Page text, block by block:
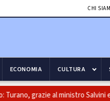
CHI
ECONOMIA CULTURA
grazie al ministro Salvini e alla